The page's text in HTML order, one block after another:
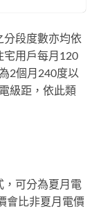
分段度數亦均依
宅用戶每月120
2個月240度以
級距，依此類
，可分為夏月電
會比非夏月電價